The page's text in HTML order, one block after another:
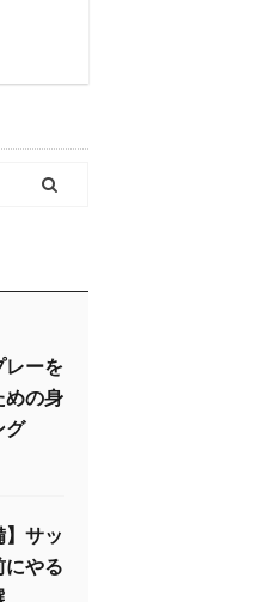
レーを
めの身
グ
】サッ
にやる